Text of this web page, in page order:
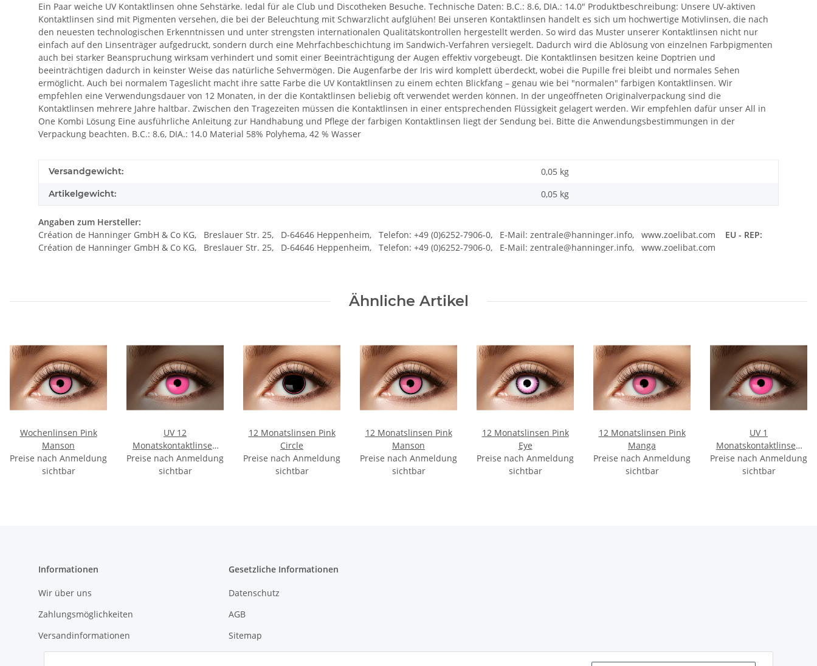
Ein Paar weiche UV Kontaktlinsen ohne Sehstärke. Iedal für ale Club und Discotheken Besuche. Technische Daten: B.C.: 8.6, DIA.: 14.0" Produktbeschreibung: Unsere UV-aktiven
Kontaktlinsen sind mit Pigmenten versehen, die bei der Beleuchtung mit Schwarzlicht aufglühen! Bei unseren Kontaktlinsen handelt es sich um hochwertige Motivlinsen, die nach
den neuesten technologischen Erkenntnissen und unter strengsten internationalen Qualitätskontrollen hergestellt werden. So wird das Muster unserer Kontaktlinsen nicht nur
einfach auf den Linsenträger aufgedruckt, sondern durch eine Mehrfachbeschichtung im Sandwich-Verfahren versiegelt. Dadurch wird die Ablösung von einzelnen Farbpigmenten
auch bei starker Beanspruchung wirksam verhindert und somit einer Beeinträchtigung der Augen effektiv vorgebeugt. Die Kontaktlinsen besitzen keine Doptrien und
beeinträchtigen dadurch in keinster Weise das natürliche Sehvermögen. Die Augenfarbe der Iris wird komplett überdeckt, wobei die Pupille frei bleibt und normales Sehen
ermöglicht. Auch bei normalem Tageslicht macht ihre satte Farbe die UV Kontaktlinsen zu einem echten Blickfang – genau wie bei "normalen" farbigen Kontaktlinsen. Wir
empfehlen eine Verwendungsdauer von 12 Monaten, in der die Kontaktlinsen beliebig oft verwendet werden können. In der ungeöffneten Originalverpackung sind die
Kontaktlinsen mehrere Jahre haltbar. Zwischen den Tragezeiten müssen die Kontaktlinsen in einer entsprechenden Flüssigkeit gelagert werden. Wir empfehlen dafür unser All in
One Kombi Lösung Eine ausführliche Anleitung zur Handhabung und Pflege der farbigen Kontaktlinsen liegt der Sendung bei. Bitte die Anwendungsbestimmungen in der
Verpackung beachten. B.C.: 8.6, DIA.: 14.0 Material 58% Polyhema, 42 % Wasser
Versandgewicht: 0,05 kg
Artikelgewicht: 0,05 kg
Angaben zum Hersteller:
Création de Hanninger GmbH & Co KG, Breslauer Str. 25, D-64646 Heppenheim, Telefon: +49 (0)6252-7906-0, E-Mail: zentrale@hanninger.info, www.zoelibat.com EU - REP:
Création de Hanninger GmbH & Co KG, Breslauer Str. 25, D-64646 Heppenheim, Telefon: +49 (0)6252-7906-0, E-Mail: zentrale@hanninger.info, www.zoelibat.com
Ähnliche Artikel
Wochenlinsen Pink
Manson
Preise nach Anmeldung
sichtbar
UV 12
Monatskontaktlinsen
Flash Pink
Preise nach Anmeldung
sichtbar
12 Monatslinsen Pink
Circle
Preise nach Anmeldung
sichtbar
12 Monatslinsen Pink
Manson
Preise nach Anmeldung
sichtbar
12 Monatslinsen Pink
Eye
Preise nach Anmeldung
sichtbar
12 Monatslinsen Pink
Manga
Preise nach Anmeldung
sichtbar
UV 1
Monatskontaktlinsen
Flash Pink
Preise nach Anmeldung
sichtbar
Informationen
Wir über uns
Zahlungsmöglichkeiten
Versandinformationen
Gesetzliche Informationen
Datenschutz
AGB
Sitemap